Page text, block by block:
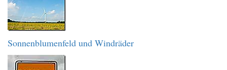
Sonnenblumenfeld und Windräder